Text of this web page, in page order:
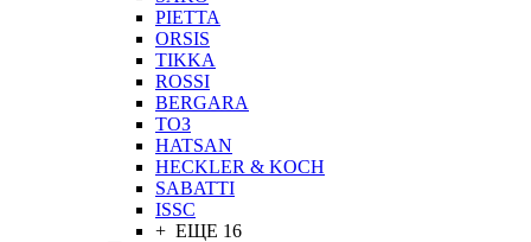
PIETTA
ORSIS
TIKKA
ROSSI
BERGARA
ТОЗ
HATSAN
HECKLER & KOCH
SABATTI
ISSC
+ ЕЩЕ 16